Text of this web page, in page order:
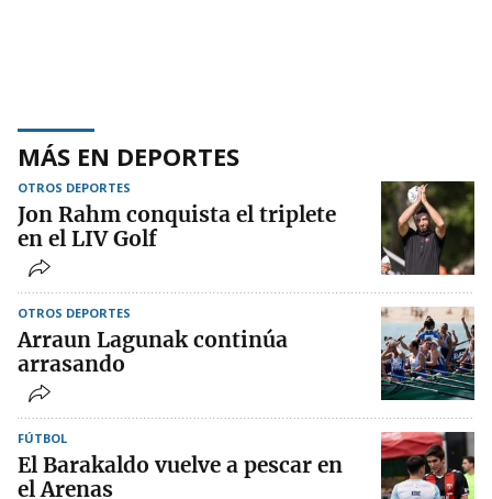
MÁS EN DEPORTES
OTROS DEPORTES
Jon Rahm conquista el triplete
en el LIV Golf
OTROS DEPORTES
Arraun Lagunak continúa
arrasando
FÚTBOL
El Barakaldo vuelve a pescar en
el Arenas